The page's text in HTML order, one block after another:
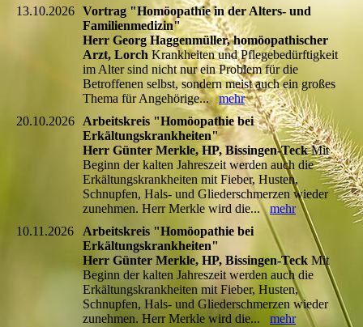
13.10.2026 Vortrag "Homöopathie in der Alters- und
Familienmedizin"
Herr Georg Haggenmüller, homöopathischer
Arzt, Lorch Krankheiten und Pflegebedürftigkeit
im Alter sind nicht nur ein Problem für die
Betroffenen selbst, sondern meist auch ein großes
Thema für Angehörige...mehr
20.10.2026
Arbeitskreis "Homöopathie bei
Erkältungskrankheiten"
Herr Günter Merkle, HP, Bissingen-TeckMit
Beginn der kalten Jahreszeit werden auch die
Erkältungskrankheiten mit Fieber, Husten,
Schnupfen, Hals- und Gliederschmerzen wieder
zunehmen. Herr Merkle wird die... mehr
10.11.2026
Arbeitskreis "Homöopathie bei
Erkältungskrankheiten"
Herr Günter Merkle, HP, Bissingen-Teck Mit
Beginn der kalten Jahreszeit werden auch die
Erkältungskrankheiten mit Fieber, Husten,
Schnupfen, Hals- und Gliederschmerzen wieder
zunehmen. Herr Merkle wird die... mehr